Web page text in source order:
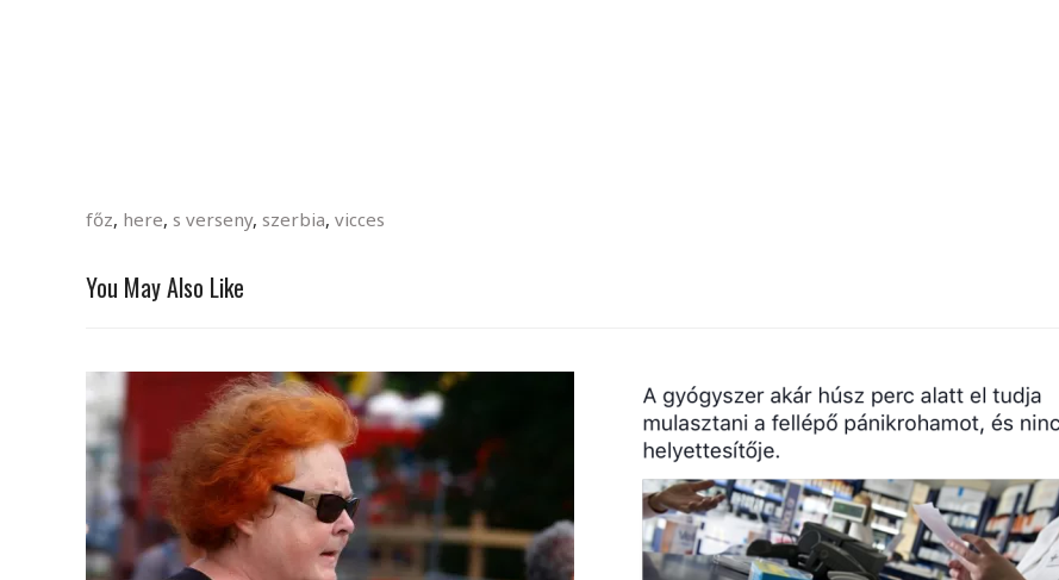
főz, here, s verseny, szerbia, vicces
You May Also Like